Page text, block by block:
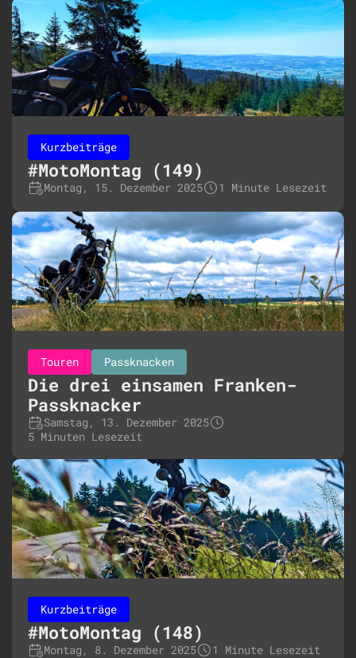
Kurzbeiträge
#MotoMontag (149)
Montag, 15. Dezember 2025 1 Minute Lesezeit
Touren Passknacken
Die drei einsamen Franken-
Passknacker
Samstag, 13. Dezember 2025
5 Minuten Lesezeit
Kurzbeiträge
#MotoMontag (148)
Montag, 8. Dezember 2025 1 Minute Lesezeit